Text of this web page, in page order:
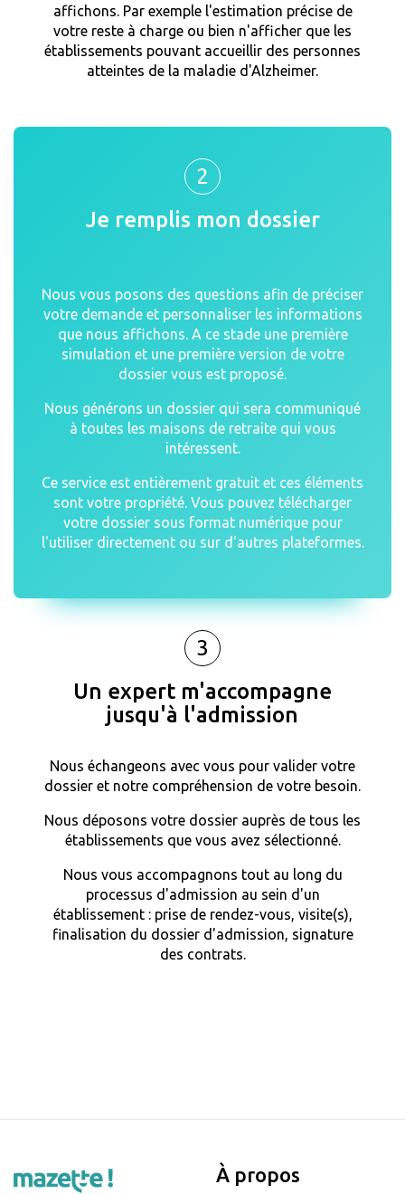
affichons. Par exemple l'estimation précise de
votre reste à charge ou bien n'afficher que les
établissements pouvant accueillir des personnes
atteintes de la maladie d'Alzheimer.
2
Je remplis mon dossier
Nous vous posons des questions afin de préciser
votre demande et personnaliser les informations
que nous affichons. A ce stade une première
simulation et une première version de votre
dossier vous est proposé.
Nous générons un dossier qui sera communiqué
à toutes les maisons de retraite qui vous
intéressent.
Ce service est entièrement gratuit et ces éléments
sont votre propriété. Vous pouvez télécharger
votre dossier sous format numérique pour
l'utiliser directement ou sur d'autres plateformes.
3
Un expert m'accompagne
jusqu'à l'admission
Nous échangeons avec vous pour valider votre
dossier et notre compréhension de votre besoin.
Nous déposons votre dossier auprès de tous les
établissements que vous avez sélectionné.
Nous vous accompagnons tout au long du
processus d'admission au sein d'un
établissement : prise de rendez-vous, visite(s),
finalisation du dossier d'admission, signature
des contrats.
À propos